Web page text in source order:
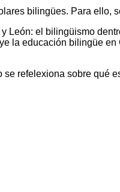
bilingües. Para ello,
León: el bilingüismo
la educación bilingüe
refelexiona sobre qué